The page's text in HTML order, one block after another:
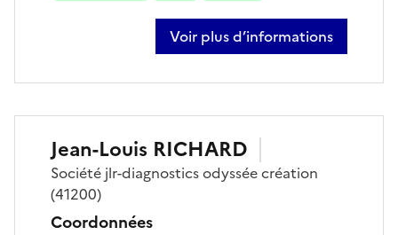
Voir plus d’informations
sur frédérick poucan
Jean-Louis RICHARD
Société jlr-diagnostics odyssée création
(41200)
Coordonnées